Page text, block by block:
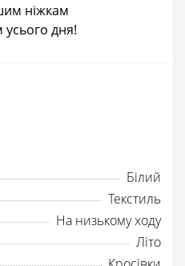
ніжкам
дня!
Білий
Текстиль
На низькому ходу
Літо